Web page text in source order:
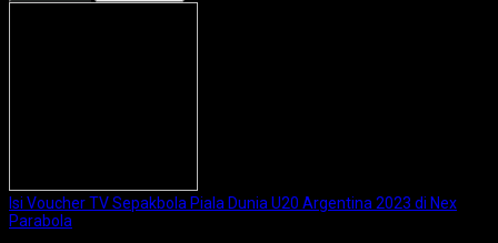
Isi Voucher TV Sepakbola Piala Dunia U20 Argentina 2023 di Nex
Parabola